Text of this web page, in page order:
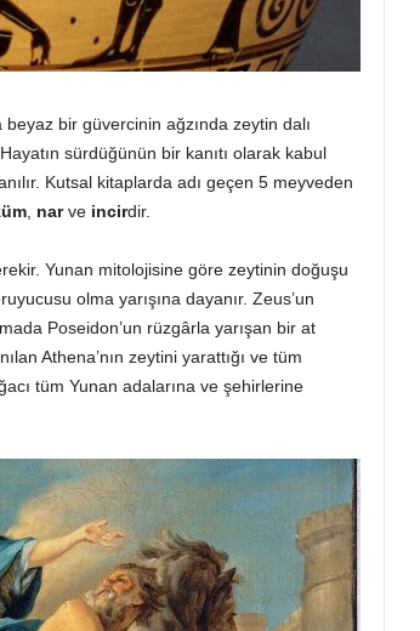
bir güvercinin ağzında zeytin dalı
sürdüğünün bir kanıtı olarak kabul
Kutsal kitaplarda adı geçen 5 meyveden
, narve incirdir.
Yunan mitolojisine göre zeytinin doğuşu
olma yarışına dayanır. Zeus’un
Poseidon’un rüzgârla yarışan bir at
Athena’nın zeytini yarattığı ve tüm
tüm Yunan adalarına ve şehirlerine